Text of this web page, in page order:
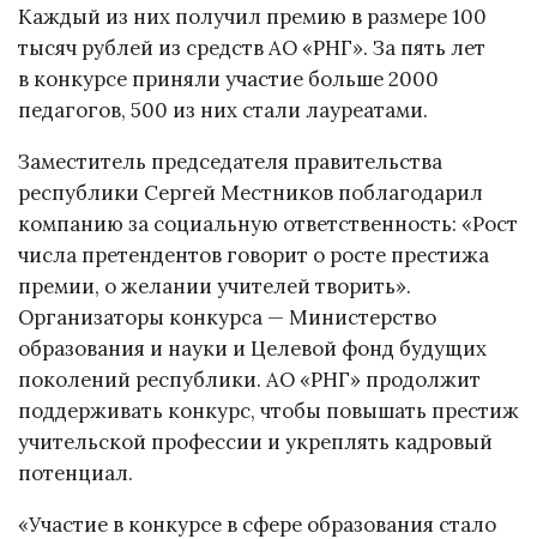
Каждый из них получил премию в размере 100
тысяч рублей из средств АО «РНГ». За пять лет
в конкурсе приняли участие больше 2000
педагогов, 500 из них стали лауреатами.
Заместитель председателя правительства
республики Сергей Местников поблагодарил
компанию за социальную ответственность: «Рост
числа претендентов говорит о росте престижа
премии, о желании учителей творить».
Организаторы конкурса — Министерство
образования и науки и Целевой фонд будущих
поколений республики. АО «РНГ» продолжит
поддерживать конкурс, чтобы повышать престиж
учительской профессии и укреплять кадровый
потенциал.
«Участие в конкурсе в сфере образования стало